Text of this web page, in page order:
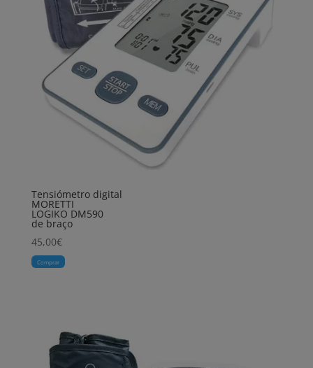
Tensiómetro digital
MORETTI
LOGIKO DM590
de braço
45,00€
Comprar